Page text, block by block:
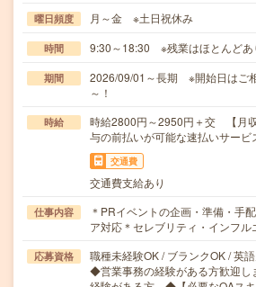
曜日頻度 月～金 ※土日祝休み
時間 9:30～18:30 ※残業はほとんどあ
期間
2026/09/01～長期 ※開始日はご
～！
時給
時給2800円～2950円＋交 【月
与の前払いが可能な速払いサービ
交通費
交通費支給あり
仕事内容
＊PRイベントの企画・準備・手
ア対応＊セレブリティ・インフ
応募資格
職種未経験OK / ブランクOK / 英
◆営業事務の経験がある方歓迎